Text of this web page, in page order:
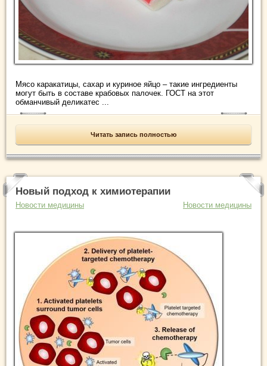
Мясо каракатицы, сахар и куриное яйцо – такие ингредиенты
могут быть в составе крабовых палочек. ГОСТ на этот
обманчивый деликатес ...
Читать запись полностью
Новый подход к химиотерапии
Новости медицины Новости медицины